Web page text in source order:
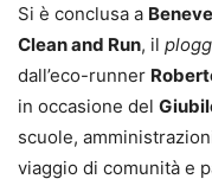
Si è conclusa a
Clean and Run, il
dall’eco-runner
in occasione del
scuole,
viaggio di comunità e